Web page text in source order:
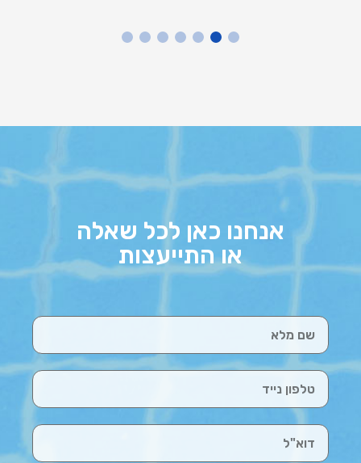
1
2
3
4
5
אנחנו כאן לכל שאלה
או התייעצות